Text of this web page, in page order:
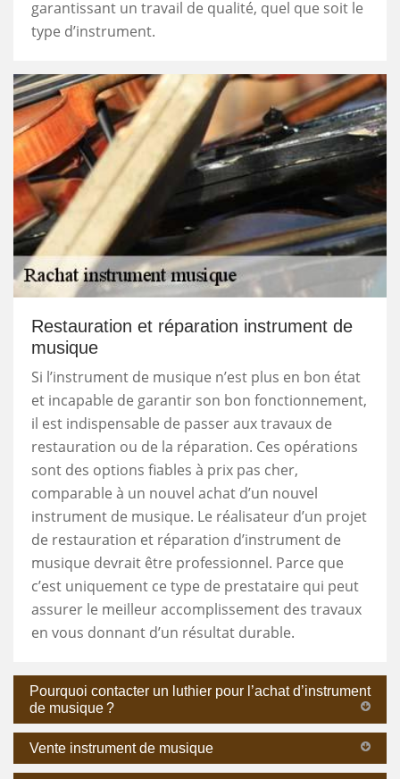
garantissant un travail de qualité, quel que soit le
type d’instrument.
Restauration et réparation instrument de
musique
Si l’instrument de musique n’est plus en bon état
et incapable de garantir son bon fonctionnement,
il est indispensable de passer aux travaux de
restauration ou de la réparation. Ces opérations
sont des options fiables à prix pas cher,
comparable à un nouvel achat d’un nouvel
instrument de musique. Le réalisateur d’un projet
de restauration et réparation d’instrument de
musique devrait être professionnel. Parce que
c’est uniquement ce type de prestataire qui peut
assurer le meilleur accomplissement des travaux
en vous donnant d’un résultat durable.
Pourquoi contacter un luthier pour l’achat d’instrument
de musique ?
Vente instrument de musique